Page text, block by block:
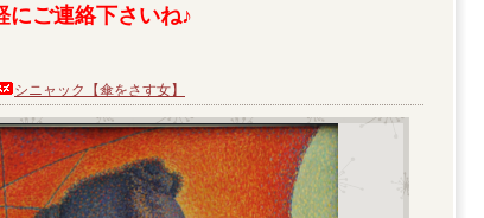
ご連絡下さいね♪
シニャック【傘をさす女】